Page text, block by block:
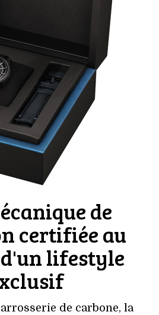
de
certifiée au
lifestyle
de carbone, la